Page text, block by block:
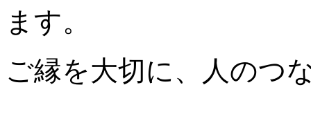
ます。
ご縁を大切に、人のつ